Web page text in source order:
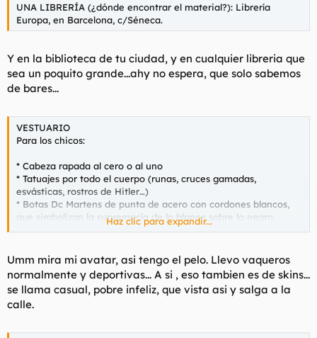
UNA LIBRERÍA (¿dónde encontrar el material?): Librería
Europa, en Barcelona, c/Séneca.
Y en la biblioteca de tu ciudad, y en cualquier libreria que
sea un poquito grande...ahy no espera, que solo sabemos
de bares...
VESTUARIO
Para los chicos:
* Cabeza rapada al cero o al uno
* Tatuajes por todo el cuerpo (runas, cruces gamadas,
esvásticas, rostros de Hitler…)
* Botas Dc Martens de punta de acero con cordones blancos,
que simbolizan la supremacía de lo blanco sobre lo negro.
* Cazadora bomber de color negro con el interior naranja.
racistas.
Haz clic para expandir...
Umm mira mi avatar, asi tengo el pelo. Llevo vaqueros
normalmente y deportivas... A si , eso tambien es de skins...
se llama casual, pobre infeliz, que vista asi y salga a la
calle.